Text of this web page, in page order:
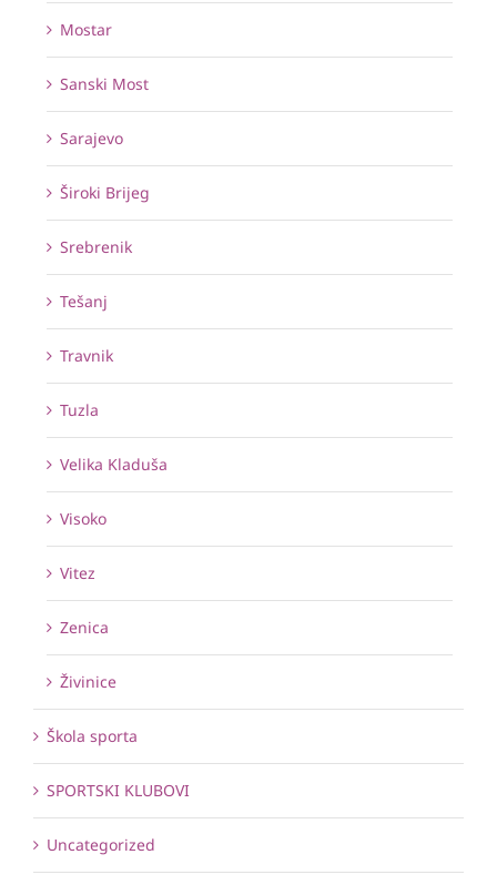
Mostar
Sanski Most
Sarajevo
Široki Brijeg
Srebrenik
Tešanj
Travnik
Tuzla
Velika Kladuša
Visoko
Vitez
Zenica
Živinice
Škola sporta
SPORTSKI KLUBOVI
Uncategorized